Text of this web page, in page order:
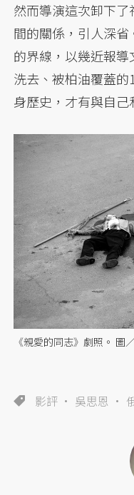
然而導演這次卸下
間的關係，引人深
的界線，以幾近報
洗去、被柏油覆蓋
身歷史，才有與自己
《親愛的同志》劇照。 圖
影評 吳思恩